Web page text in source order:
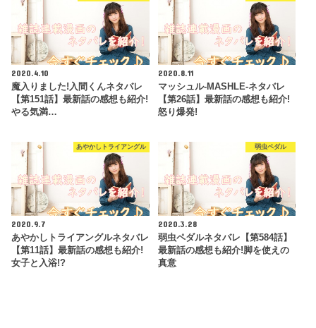
2020.4.10
魔入りました!入間くんネタバレ
【第151話】最新話の感想も紹介!
やる気満…
2020.8.11
マッシュル-MASHLE-ネタバレ
【第26話】最新話の感想も紹介!
怒り爆発!
あやかしトライアングル
2020.9.7
あやかしトライアングルネタバレ
【第11話】最新話の感想も紹介!
女子と入浴!?
弱虫ペダル
2020.3.28
弱虫ペダルネタバレ【第584話】
最新話の感想も紹介!脚を使えの
真意